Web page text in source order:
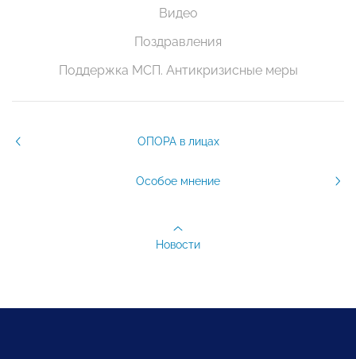
Видео
Поздравления
Поддержка МСП. Антикризисные меры
ОПОРА в лицах
Особое мнение
Новости